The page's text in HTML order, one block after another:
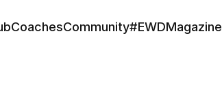
CoachesCommunity#EWDMagazine